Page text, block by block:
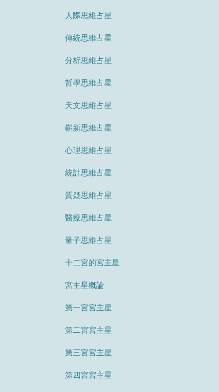
人際思維占星
傳統思維占星
分析思維占星
哲學思維占星
天文思維占星
嶄新思維占星
心理思維占星
統計思維占星
質疑思維占星
醫療思維占星
量子思維占星
十二宮的宮主星
宮主星概論
第一宮宮主星
第二宮宮主星
第三宮宮主星
第四宮宮主星